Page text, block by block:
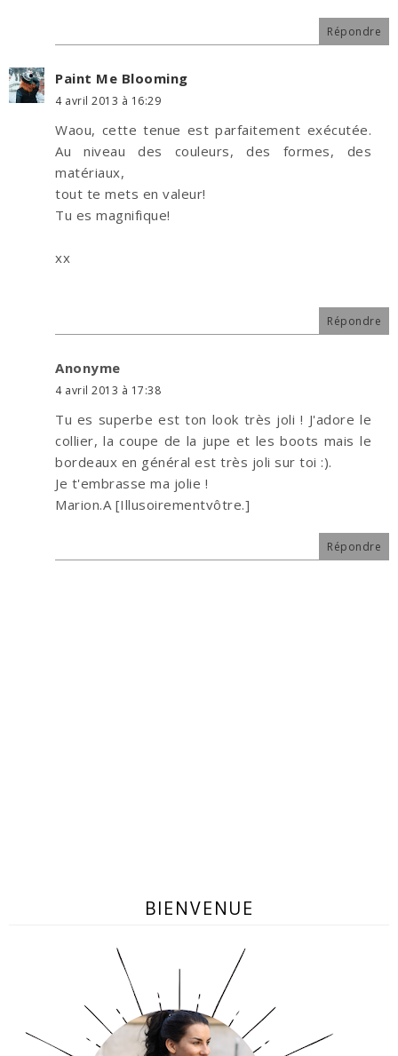
Répondre
Paint Me Blooming
4 avril 2013 à 16:29
Waou, cette tenue est parfaitement exécutée.
Au niveau des couleurs, des formes, des
matériaux,
tout te mets en valeur!
Tu es magnifique!
xx
Répondre
Anonyme
4 avril 2013 à 17:38
Tu es superbe est ton look très joli ! J'adore le
collier, la coupe de la jupe et les boots mais le
bordeaux en général est très joli sur toi :).
Je t'embrasse ma jolie !
Marion.A [Illusoirementvôtre.]
Répondre
BIENVENUE